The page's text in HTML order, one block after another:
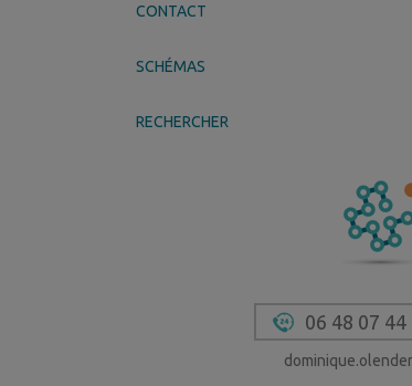
CONTACT
SCHÉMAS
RECHERCHER
06 48 07 44